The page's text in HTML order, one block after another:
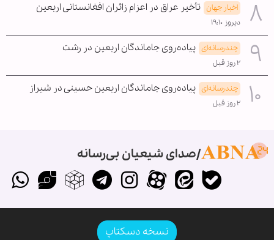
اخبار جهان تأخیر عراق در اعزام زائران افغانستانی اربعین
دیروز ۱۹:۱۰
چندرسانه‌ای پیاده‌روی جاماندگان اربعین در رشت
۲ روز قبل
چندرسانه‌ای پیاده‌روی جاماندگان اربعین حسینی در شیراز
۲ روز قبل
صدای شیعیان بی‌رسانه
نسخه دسکتاپ